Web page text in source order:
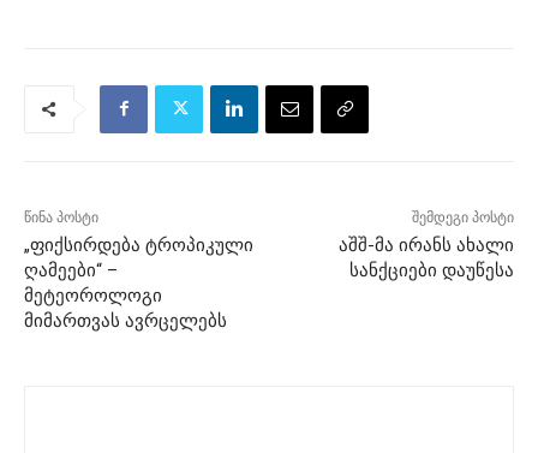
წინა პოსტი
„ფიქსირდება ტროპიკული
ღამეები“ –
მეტეოროლოგი
მიმართვას ავრცელებს
შემდეგი პოსტი
აშშ-მა ირანს ახალი
სანქციები დაუწესა